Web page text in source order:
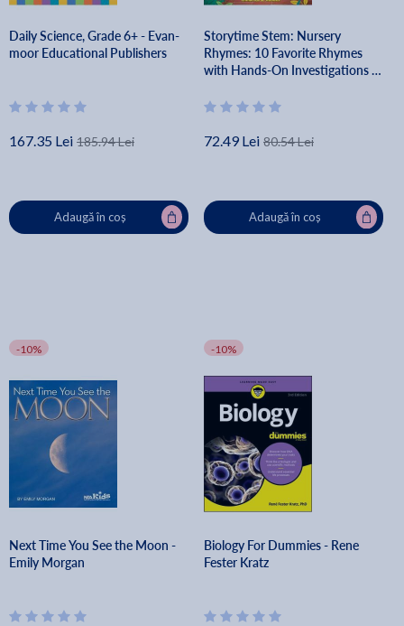
Daily Science, Grade 6+ - Evan-
moor Educational Publishers
167.35 Lei 185.94 Lei
Adaugă în coș
Storytime Stem: Nursery
Rhymes: 10 Favorite Rhymes
with Hands-On Investigations -
72.49 Lei 80.54 Lei
Adaugă în coș
-10%
Next Time You See the Moon -
Emily Morgan
-10%
Biology For Dummies - Rene
Fester Kratz